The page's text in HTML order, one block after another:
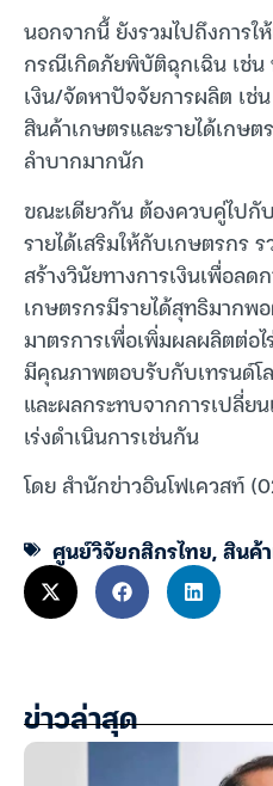
นอกจากนี้ ยังรวมไปถึงการใ
กรณีเกิดภัยพิบัติฉุกเฉิน เช่
เงิน/จัดหาปัจจัยการผลิต เช่
สินค้าเกษตรและรายได้เกษ
ลำบากมากนัก
ขณะเดียวกัน ต้องควบคู่ไปกั
รายได้เสริมให้กับเกษตรกร
สร้างวินัยทางการเงินเพื่อล
เกษตรกรมีรายได้สุทธิมากพ
มาตรการเพื่อเพิ่มผลผลิตต่อ
มีคุณภาพตอบรับกับเทรนด์โ
และผลกระทบจากการเปลี่
เร่งดำเนินการเช่นกัน
โดย สำนักข่าวอินโฟเควสท์
ศูนย์วิจัยกสิกรไทย,สินค้
ข่าวล่าสุด